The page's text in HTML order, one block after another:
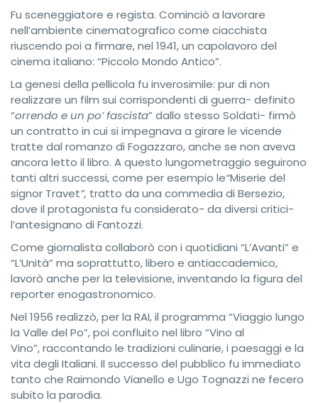
Fu sceneggiatore e regista. Cominciò a lavorare
nell’ambiente cinematografico come ciacchista
riuscendo poi a firmare, nel 1941, un capolavoro del
cinema italiano: “Piccolo Mondo Antico”.
La genesi della pellicola fu inverosimile: pur di non
realizzare un film sui corrispondenti di guerra- definito
“orrendo e un po’ fascista” dallo stesso Soldati- firmò
un contratto in cui si impegnava a girare le vicende
tratte dal romanzo di Fogazzaro, anche se non aveva
ancora letto il libro. A questo lungometraggio seguirono
tanti altri successi, come per esempio le“Miserie del
signor Travet”, tratto da una commedia di Bersezio,
dove il protagonista fu considerato- da diversi critici-
l’antesignano di Fantozzi.
Come giornalista collaborò con i quotidiani “L’Avanti” e
“L’Unità” ma soprattutto, libero e antiaccademico,
lavorò anche per la televisione, inventando la figura del
reporter enogastronomico.
Nel 1956 realizzò, per la RAI, il programma “Viaggio lungo
la Valle del Po”, poi confluito nel libro “Vino al
Vino”, raccontando le tradizioni culinarie, i paesaggi e la
vita degli Italiani. Il successo del pubblico fu immediato
tanto che Raimondo Vianello e Ugo Tognazzi ne fecero
subito la parodia.